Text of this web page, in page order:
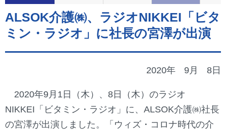
ALSOK介護㈱、ラジオNIKKEI「ビタ
ミン・ラジオ」に社長の宮澤が出演
2020年 9月 8日
2020年9月1日（木）、8日（木）のラジオ
NIKKEI「ビタミン・ラジオ」に、ALSOK介護㈱社長
の宮澤が出演しました。「ウィズ・コロナ時代の介